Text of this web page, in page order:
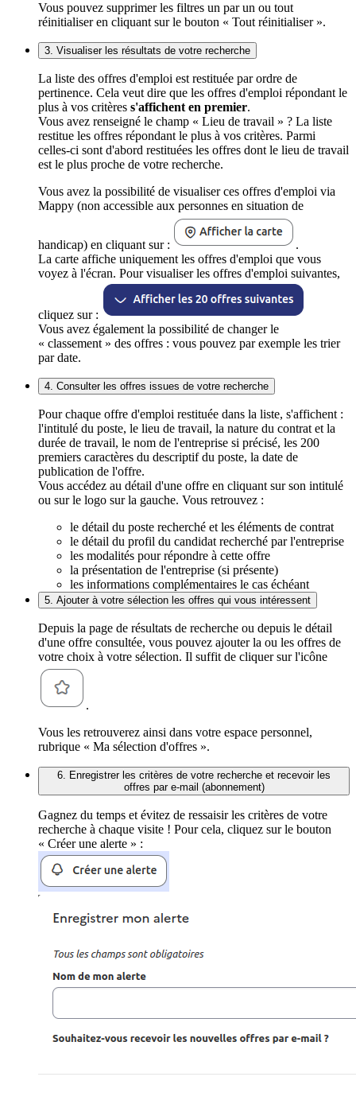
Vous pouvez supprimer les filtres un par un ou tout
réinitialiser en cliquant sur le bouton « Tout réinitialiser ».
3. Visualiser les résultats de votre recherche
La liste des offres d'emploi est restituée par ordre de
pertinence. Cela veut dire que les offres d'emploi répondant le
plus à vos critères s'affichent en premier.
Vous avez renseigné le champ « Lieu de travail » ? La liste
restitue les offres répondant le plus à vos critères. Parmi
celles-ci sont d'abord restituées les offres dont le lieu de travail
est le plus proche de votre recherche.
Vous avez la possibilité de visualiser ces offres d'emploi via
Mappy (non accessible aux personnes en situation de
handicap) en cliquant sur :
.
La carte affiche uniquement les offres d'emploi que vous
voyez à l'écran. Pour visualiser les offres d'emploi suivantes,
cliquez sur :
Vous avez également la possibilité de changer le
« classement » des offres : vous pouvez par exemple les trier
par date.
4. Consulter les offres issues de votre recherche
Pour chaque offre d'emploi restituée dans la liste, s'affichent :
l'intitulé du poste, le lieu de travail, la nature du contrat et la
durée de travail, le nom de l'entreprise si précisé, les 200
premiers caractères du descriptif du poste, la date de
publication de l'offre.
Vous accédez au détail d'une offre en cliquant sur son intitulé
ou sur le logo sur la gauche. Vous retrouvez :
le détail du poste recherché et les éléments de contrat
le détail du profil du candidat recherché par l'entreprise
les modalités pour répondre à cette offre
la présentation de l'entreprise (si présente)
les informations complémentaires le cas échéant
5. Ajouter à votre sélection les offres qui vous intéressent
Depuis la page de résultats de recherche ou depuis le détail
d'une offre consultée, vous pouvez ajouter la ou les offres de
votre choix à votre sélection. Il suffit de cliquer sur l'icône
.
Vous les retrouverez ainsi dans votre espace personnel,
rubrique « Ma sélection d'offres ».
6. Enregistrer les critères de votre recherche et recevoir les
offres par e-mail (abonnement)
Gagnez du temps et évitez de ressaisir les critères de votre
recherche à chaque visite ! Pour cela, cliquez sur le bouton
« Créer une alerte » :